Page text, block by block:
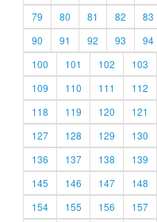
79
80 81 82 83
90
91 92 93 94
100
101 102 103
109
110 111 112
118
119 120 121
127
128 129 130
136
137 138 139
145
146 147 148
154
155 156 157